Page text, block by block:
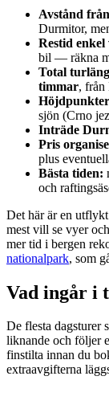
Avstånd
Durmitor,
Restid enkel
bil — räkna
Total
timmar, från
sjön (Crno
Inträde
Pris
plus
Bästa tiden:
och
Det här är en utflykt
mest vill se vyer
mer tid i bergen
nationalpark, som
Vad ingår i
De flesta dagsturer
liknande och följer
finstilta innan du
extraavgifterna